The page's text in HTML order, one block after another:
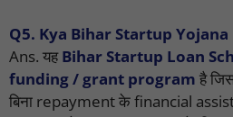
Q5. Kya Bihar Startup
Ans. यहBihar Startup Loan
funding / grant program है
बिना repayment के financial